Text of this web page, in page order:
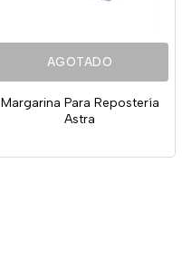
AGOTADO
Margarina Para Repostería
Astra